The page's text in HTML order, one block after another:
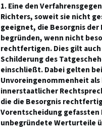
1. Eine den
Richters, soweit sie nicht
geeignet, die Besorgnis
begründen, wenn nicht
rechtfertigen. Dies gilt
Schilderung des
einschließt. Dabei gelten
Unvoreingenommenheit
innerstaatlicher
die die Besorgnis
Vorentscheidung gefassten
unbegründete Werturteile